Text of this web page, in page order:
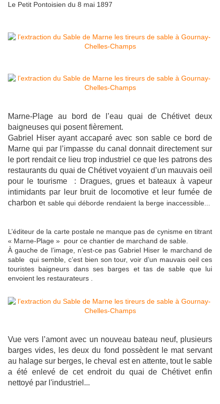
Le Petit Pontoisien du 8 mai 1897
Marne-Plage au bord de l’eau quai de Chétivet deux
baigneuses qui posent fièrement.
Gabriel Hiser ayant accaparé avec son sable ce bord de
Marne qui par l’impasse du canal donnait directement sur
le port rendait ce lieu trop industriel ce que les patrons des
restaurants du quai de Chétivet voyaient d’un mauvais oeil
pour le tourisme : Dragues, grues et bateaux à vapeur
intimidants par leur bruit de locomotive et leur fumée de
charbon et sable qui déborde rendaient la berge inaccessible...
L’éditeur de la carte postale ne manque pas de cynisme en titrant
« Marne-Plage » pour ce chantier de marchand de sable.
À gauche de l’image, n’est-ce pas Gabriel Hiser le marchand de
sable
qui semble, c’est bien son tour, voir d’un mauvais oeil ces
touristes baigneurs dans ses barges et tas de sable que lui
envoient les restaurateurs .
Vue vers l’amont avec un nouveau bateau neuf, plusieurs
barges vides, les deux du fond possèdent le mat servant
au halage sur berges, le cheval est en attente, tout le sable
a été enlevé de cet endroit du quai de Chétivet enfin
nettoyé par l'industriel...